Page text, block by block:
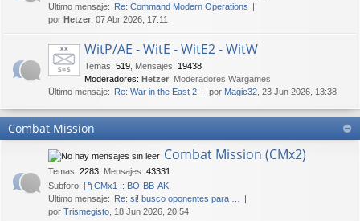
Último mensaje: Re: Command Modern Operations
por Hetzer , 07 Abr 2026, 17:11
WitP/AE - WitE - WitE2 - WitW
Temas: 519 Mensajes: 19438
Moderadores: Hetzer Moderadores Wargames
Último mensaje: Re: War in the East 2 por Magic32 , 23 Jun 2026, 13:38
Combat Mission
Combat Mission (CMx2)
Temas: 2283 Mensajes: 43331
Subforo:
CMx1 :: BO-BB-AK
Último mensaje: Re: si! busco oponentes para …
por Trismegisto , 18 Jun 2026, 20:54